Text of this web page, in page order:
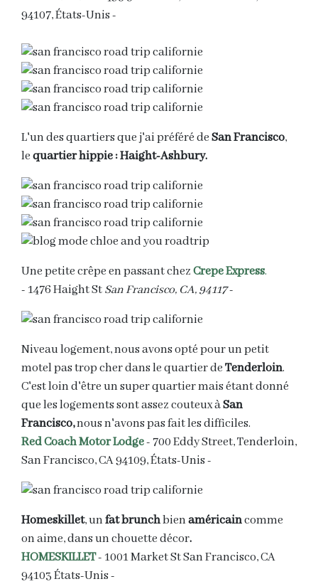
94107, États-Unis -
L'un des quartiers que j'ai préféré deSan Francisco,
lequartier hippie : Haight-Ashbury.
Une petite crêpe en passant chezCrepe Express.
- 1476 Haight StSan Francisco, CA, 94117-
Niveau logement, nous avons opté pour un petit
motel pas trop cher dans le quartier deTenderloin.
C'est loin d'être un super quartier mais étant donné
que les logements sont assez couteux àSan
Francisco,nous n'avons pas fait les difficiles.
Red Coach Motor Lodge- 700 Eddy Street, Tenderloin,
San Francisco, CA 94109, États-Unis -
Homeskillet, unfat brunchbienaméricaincomme
on aime, dans un chouette décor.
HOMESKILLET- 1001 Market St San Francisco, CA
94103 États-Unis-